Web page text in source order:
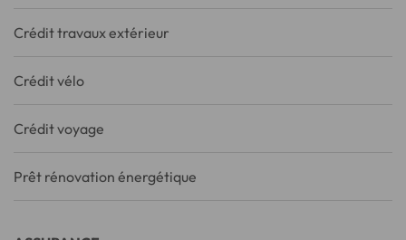
Crédit travaux extérieur
Crédit vélo
Crédit voyage
Prêt rénovation énergétique